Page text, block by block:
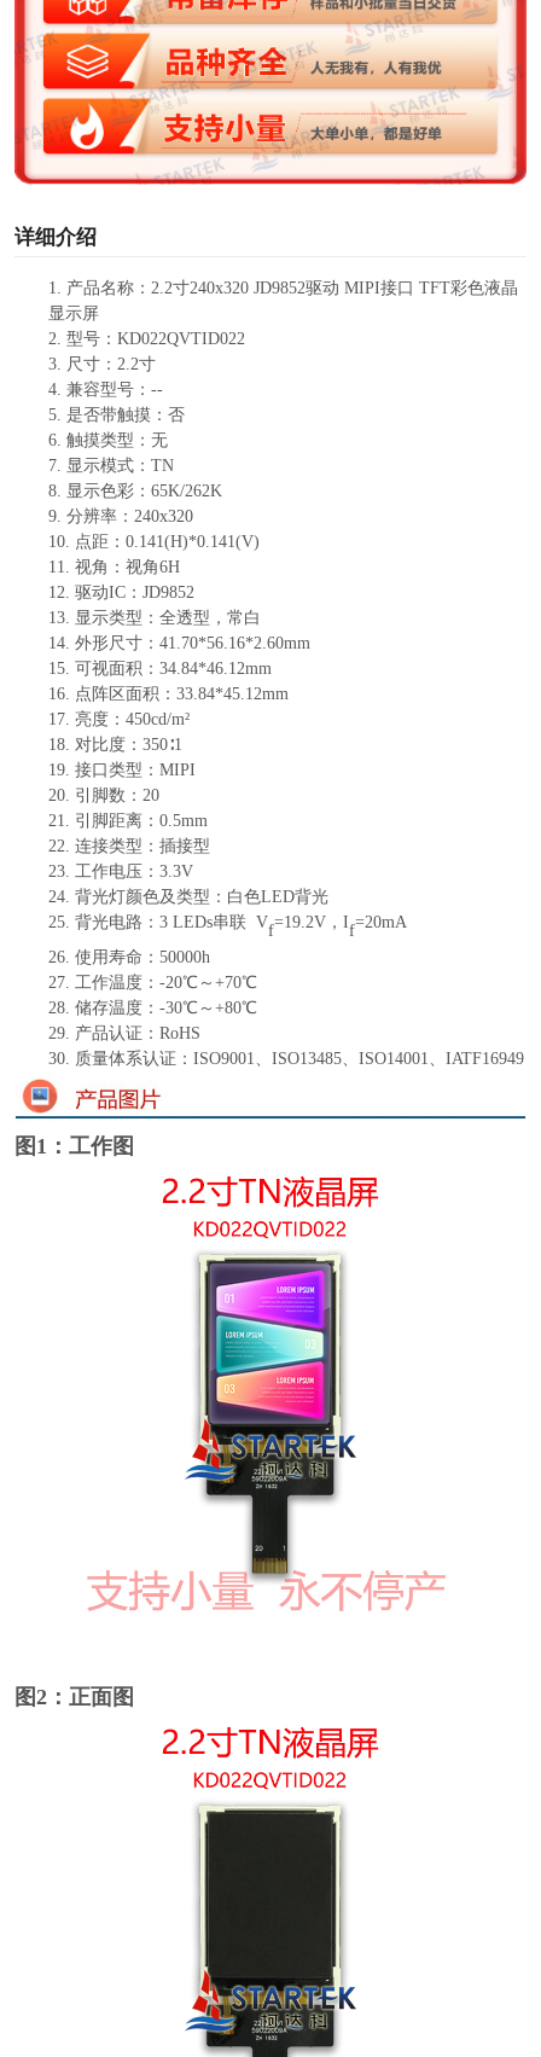
i
d
e
o
详细介绍
1. 产品名称： 2.2寸240x320 JD9852驱动 MIPI接口 TFT彩色液晶
显示屏
2. 型号： KD022QVTID022
3. 尺寸： 2.2寸
4. 兼容型号： --
5. 是否带触摸： 否
6. 触摸类型： 无
7. 显示模式： TN
8. 显示色彩： 65K/262K
9. 分辨率： 240x320
10. 点距： 0.141(H)*0.141(V)
11. 视角：视角6H
12. 驱动IC：JD9852
13. 显示类型：全透型，常白
14. 外形尺寸： 41.70*56.16*2.60mm
15. 可视面积： 34.84*46.12mm
16. 点阵区面积： 33.84*45.12mm
17. 亮度： 450cd/m²
18. 对比度： 350∶1
19. 接口类型： MIPI
20. 引脚数： 20
21. 引脚距离： 0.5mm
22. 连接类型 ： 插接型
23. 工作电压： 3.3V
24. 背光灯颜色及类型 ： 白色LED背光
25. 背光电路： 3 LEDs串联 Vf=19.2V， If=20mA
26. 使用寿命： 50000h
27. 工作温度： -20℃～+70℃
28. 储存温度： -30℃～+80℃
29. 产品认证： RoHS
30.
质量体系认证： ISO9001、ISO13485、ISO14001、IATF16949
图1：工作图
图2：正面图